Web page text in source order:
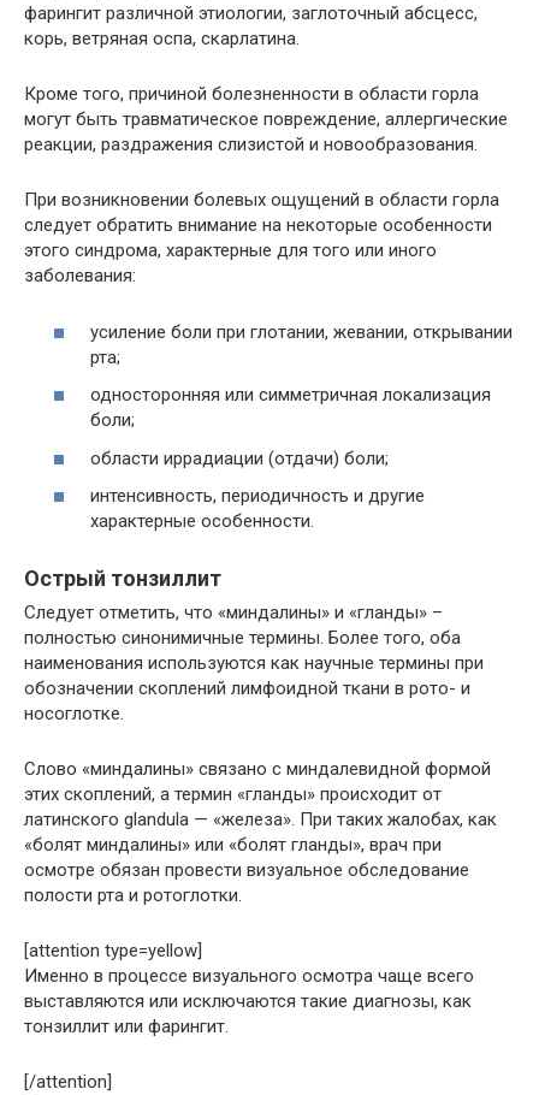
фарингит различной этиологии, заглоточный абсцесс,
корь, ветряная оспа, скарлатина.
Кроме того, причиной болезненности в области горла
могут быть травматическое повреждение, аллергические
реакции, раздражения слизистой и новообразования.
При возникновении болевых ощущений в области горла
следует обратить внимание на некоторые особенности
этого синдрома, характерные для того или иного
заболевания:
усиление боли при глотании, жевании, открывании
рта;
односторонняя или симметричная локализация
боли;
области иррадиации (отдачи) боли;
интенсивность, периодичность и другие
характерные особенности.
Острый тонзиллит
Следует отметить, что «миндалины» и «гланды» –
полностью синонимичные термины. Более того, оба
наименования используются как научные термины при
обозначении скоплений лимфоидной ткани в рото- и
носоглотке.
Слово «миндалины» связано с миндалевидной формой
этих скоплений, а термин «гланды» происходит от
латинского glandula — «железа». При таких жалобах, как
«болят миндалины» или «болят гланды», врач при
осмотре обязан провести визуальное обследование
полости рта и ротоглотки.
[attention type=yellow]
Именно в процессе визуального осмотра чаще всего
выставляются или исключаются такие диагнозы, как
тонзиллит или фарингит.
[/attention]